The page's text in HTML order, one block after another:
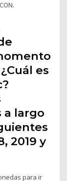
es
a largo
2019 y
para ir